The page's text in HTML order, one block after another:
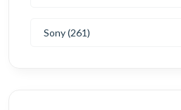
Sony (261)